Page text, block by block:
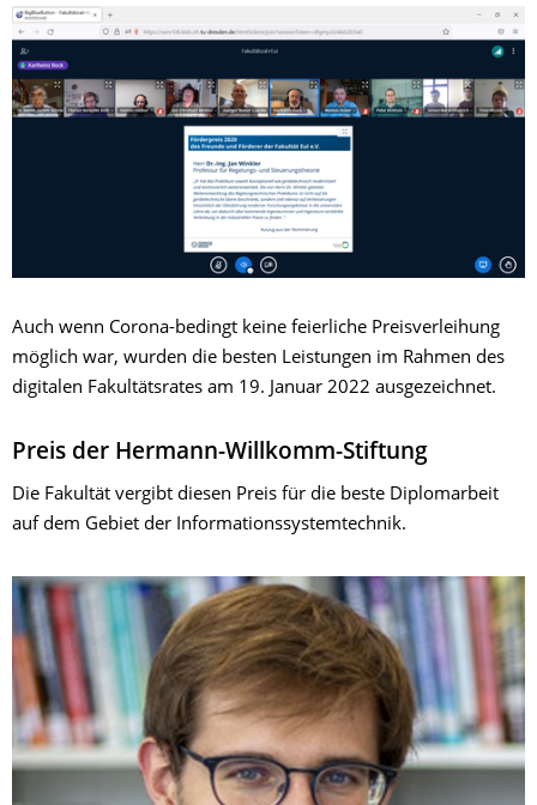
Auch wenn Corona-bedingt keine feierliche Preisverleihung
möglich war, wurden die besten Leistungen im Rahmen des
digitalen Fakultätsrates am 19. Januar 2022 ausgezeichnet.
Preis der Hermann-Willkomm-Stiftung
Die Fakultät vergibt diesen Preis für die beste Diplomarbeit
auf dem Gebiet der Informationssystemtechnik.